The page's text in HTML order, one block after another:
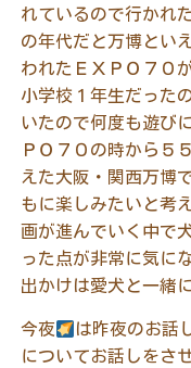
れているので行かれ
の年代だと万博とい
われたＥＸＰＯ７０
小学校１年生だった
いたので何度も遊び
ＰＯ７０の時から５
えた大阪・関西万博
もに楽しみたいと考
画が進んでいく中で
った点が非常に気に
出かけは愛犬と一緒
今夜
は昨夜のお話
についてお話しをさ